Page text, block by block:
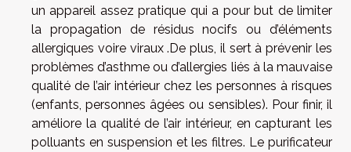
un appareil assez pratique qui a pour but de limiter
la propagation de résidus nocifs ou d’éléments
allergiques voire viraux .De plus, il sert à prévenir les
problèmes d’asthme ou d’allergies liés à la mauvaise
qualité de l’air intérieur chez les personnes à risques
(enfants, personnes âgées ou sensibles). Pour finir, il
améliore la qualité de l’air intérieur, en capturant les
polluants en suspension et les filtres. Le purificateur